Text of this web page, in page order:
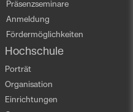
Präsenzseminare
Anmeldung
Fördermöglichkeiten
Hochschule
Porträt
Organisation
Einrichtungen